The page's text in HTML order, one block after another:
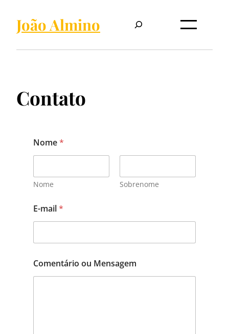
João Almino
Contato
Nome*
Nome Sobrenome
E-mail*
Comentário ou Mensagem